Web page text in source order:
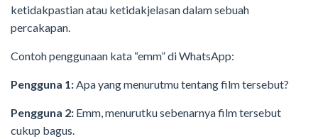
ketidakpastian atau ketidakjelasan dalam sebuah
percakapan.
Contoh penggunaan kata “emm” di WhatsApp:
Pengguna 1:Apa yang menurutmu tentang film tersebut?
Pengguna 2: Emm, menurutku sebenarnya film tersebut
cukup bagus.